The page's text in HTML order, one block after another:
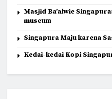
Masjid Ba’alwie
museum
Singapura Maju karena
Kedai-kedai Kopi